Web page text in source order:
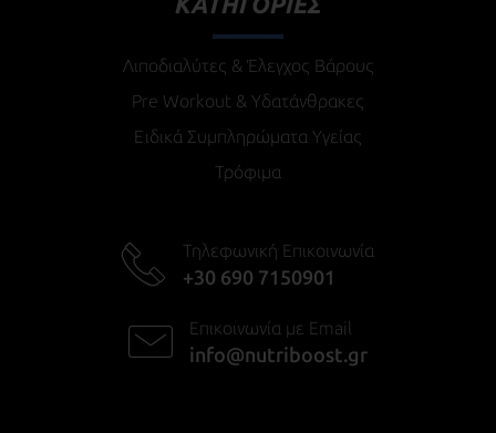
Λιποδιαλύτες & Έλεγχος Βάρους
Pre Workout & Υδατάνθρακες
Ειδικά Συμπληρώματα Υγείας
Τρόφιμα
Τηλεφωνική Επικοινωνία
+30 690 7150901
Επικοινωνία με Email
info@nutriboost.gr